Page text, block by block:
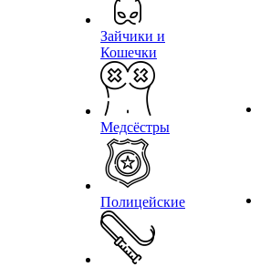
Зайчики и
Кошечки
Медсёстры
Полицейские